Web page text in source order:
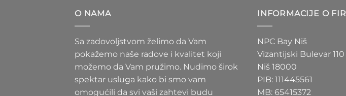
O NAMA
Sa zadovoljstvom želimo da Vam
pokažemo naše radove i kvalitet koji
možemo da Vam pružimo. Nudimo širok
spektar usluga kako bi smo vam
omogućili da svi vaši zahtevi budu
INFORMACIJE O
NPC Bay Niš
Vizantijski Bulevar 110
Niš 18000
PIB: 111445561
MB: 65415372